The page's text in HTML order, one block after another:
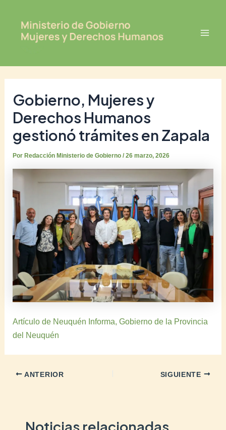
contenido
Gobierno, Mujeres y
Derechos Humanos
gestionó trámites en Zapala
Por Redacción Ministerio de Gobierno/26 marzo, 2026
Artículo de Neuquén Informa, Gobierno de la Provincia
del Neuquén
navigation
ANTERIOR SIGUIENTE
Noticias relacionadas